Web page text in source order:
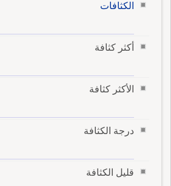
الكثافات
أكثر كثافة
الأكثر كثافة
درجة الكثافة
قليل الكثافة